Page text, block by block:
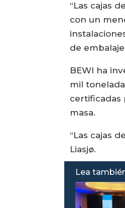
“Las cajas
con un
de
BEWI ha
mil
certificadas
masa.
“Las cajas
Liasjø.
Lea